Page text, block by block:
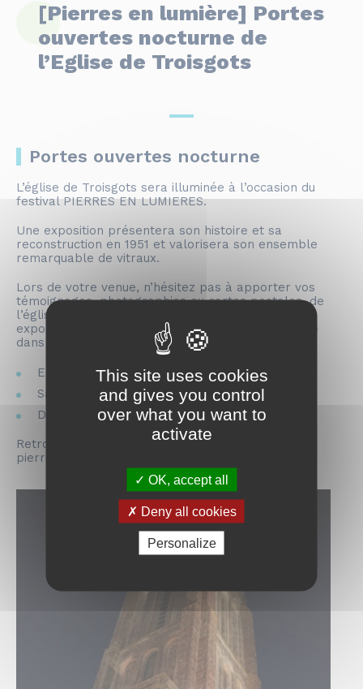
[Pierres en lumière] Portes
ouvertes nocturne de
l’Eglise de Troisgots
Portes ouvertes nocturne
L’église de Troisgots sera illuminée à l’occasion du
festival PIERRES EN LUMIERES.
Une exposition présentera son histoire et sa
reconstruction en 1951 et valorisera son ensemble
remarquable de vitraux.
Lors de votre venue, n’hésitez pas à apporter vos
témoignages, photographies ou cartes postales, de
l’église et du bourg, en vue d’une plus grande
exposition qui sera présentée de manière pérenne
dans l’église.
Eglise de Troisgots | Entrée libre
Samedi 18 mai et dimanche 19 mai
De 20h30 à 23h
Retrouvez toute la programmation sur
pierresenlumieres.fr
This site uses cookies
and gives you control
over what you want to
activate
OK, accept all
Deny all cookies
Personalize